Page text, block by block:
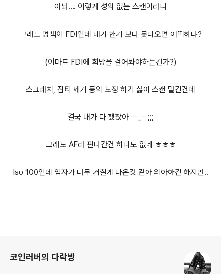
아놔.... 이렇게 성의 없는 스캔이라니
그래도 명색이 FDI인데 내가 한거 보다 못나오면 어떡하냐?
(이마트 FDI에 희망을 걸어봐야하는건가?)
스크래치, 잡티 제거 등의 보정 하기 싫어 스캔 맡긴건데
결국 내가 다 했잖아 ㅡ_ㅡ;;;
그래도 AF라 핀나간건 하나도 없네 ㅎㅎㅎ
Iso 100인데 입자가 너무 거칠게 나온것 같아 의아하긴 하지만..
코인러버의 다락방